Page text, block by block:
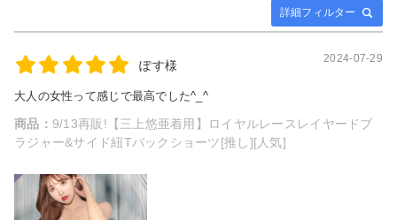
詳細フィルター
ぽす様 2024-07-29
大人の女性って感じで最高でした^_^
商品： 9/13再販!【三上悠亜着用】ロイヤルレースレイヤードブ
ラジャー&サイド紐Tバックショーツ[推し][人気]